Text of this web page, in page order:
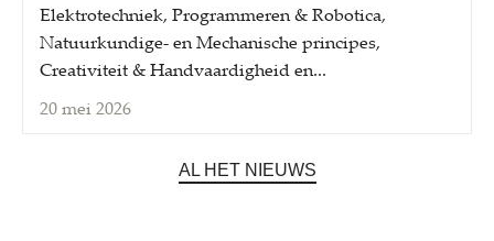
Elektrotechniek, Programmeren & Robotica,
Natuurkundige- en Mechanische principes,
Creativiteit & Handvaardigheid en...
20 mei 2026
AL HET NIEUWS